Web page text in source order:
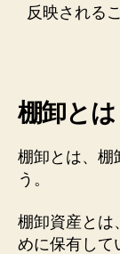
反映される
棚卸とは
棚卸とは、棚
う。
棚卸資産とは
めに保有して